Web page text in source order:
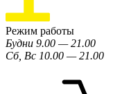
Режим работы
Будни 9.00 — 21.00
Сб, Вс 10.00 — 21.00